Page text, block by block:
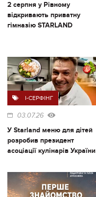
2 серпня у Рівному
відкривають приватну
гімназію STARLAND
I-СЕРФІНГ
03.07.26
У Starland меню для дітей
розробив президент
асоціації кулінарів України